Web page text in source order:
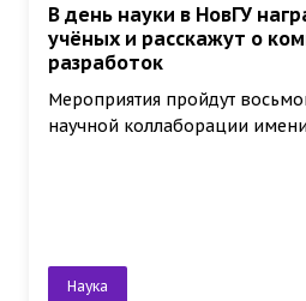
В день науки в НовГУ
учёных и расскажут о
разработок
Мероприятия пройдут
научной коллаборации
Наука